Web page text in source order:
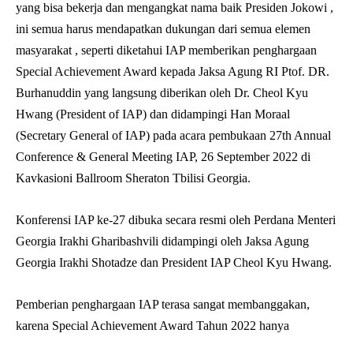
yang bisa bekerja dan mengangkat nama baik Presiden Jokowi ,
ini semua harus mendapatkan dukungan dari semua elemen
masyarakat , seperti diketahui IAP memberikan penghargaan
Special Achievement Award kepada Jaksa Agung RI Ptof. DR.
Burhanuddin yang langsung diberikan oleh Dr. Cheol Kyu
Hwang (President of IAP) dan didampingi Han Moraal
(Secretary General of IAP) pada acara pembukaan 27th Annual
Conference & General Meeting IAP, 26 September 2022 di
Kavkasioni Ballroom Sheraton Tbilisi Georgia.
Konferensi IAP ke-27 dibuka secara resmi oleh Perdana Menteri
Georgia Irakhi Gharibashvili didampingi oleh Jaksa Agung
Georgia Irakhi Shotadze dan President IAP Cheol Kyu Hwang.
Pemberian penghargaan IAP terasa sangat membanggakan,
karena Special Achievement Award Tahun 2022 hanya